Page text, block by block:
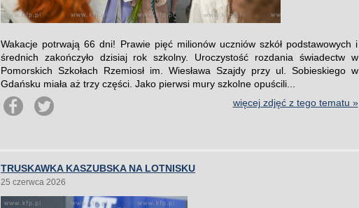
Wakacje potrwają 66 dni! Prawie pięć milionów uczniów szkół podstawowych i
średnich zakończyło dzisiaj rok szkolny. Uroczystość rozdania świadectw w
Pomorskich Szkołach Rzemiosł im. Wiesława Szajdy przy ul. Sobieskiego w
Gdańsku miała aż trzy części. Jako pierwsi mury szkolne opuścili...
więcej zdjęć z tego tematu »
TRUSKAWKA KASZUBSKA NA LOTNISKU
25 czerwca 2026